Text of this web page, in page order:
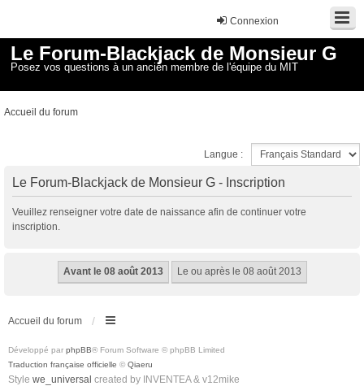
Connexion
Le Forum-Blackjack de Monsieur G
Posez vos questions à un ancien membre de l'équipe du MIT
Accueil du forum
Langue :
Le Forum-Blackjack de Monsieur G - Inscription
Veuillez renseigner votre date de naissance afin de continuer votre
inscription.
Accueil du forum
Développé par phpBB® Forum Software © phpBB Limited
Traduction française officielle © Qiaeru
Style we_universal created by INVENTEA & v12mike